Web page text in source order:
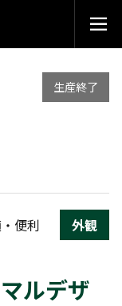
生産終了
便利 外観
ルデザ